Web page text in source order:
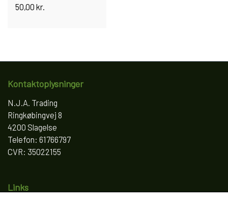
50,00 kr.
Kontaktoplysninger
N.J.A. Trading
Ringkøbingvej 8
4200 Slagelse
Telefon: 61766797
CVR: 35022155
Links